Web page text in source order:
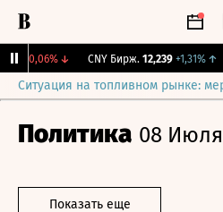
-0,06%↓ CNY Бирж. 12,239 +1,31% ↑
Ситуация на топливном рынке:
Политика 08 Июля
Показать еще